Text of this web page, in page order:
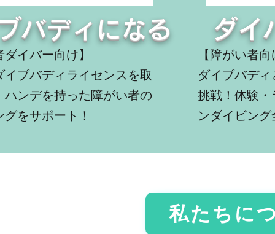
バディになる ダイ
イバー向け】
イブバディライセンスを取
ハンデを持った障がい者の
をサポート！
【障がい者
ダイブバデ
挑戦！体験
ンダイビン
私たちに